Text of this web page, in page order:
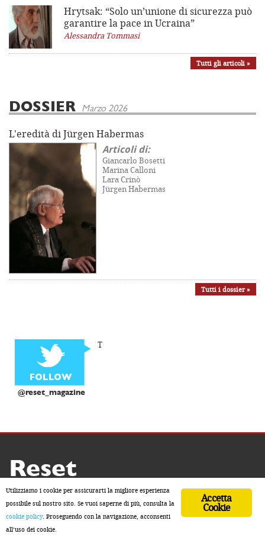
Hrytsak: “Solo un’unione di sicurezza può
garantire la pace in Ucraina”
Alessandra Tommasi
Tutti gli articoli »
DOSSIER Marzo 2026
L'eredità di Jürgen Habermas
Articoli di:
Giancarlo Bosetti
Marina Calloni
Lara Crinò
Jürgen Habermas
Tutti i dossier »
@reset_magazine
T
Reset
Accetta
Cookie
Utilizziamo i cookie per assicurarti la migliore esperienza
possibile sul nostro sito. Se vuoi saperne di più, consulta la
cookie policy. Proseguendo con la navigazione, acconsenti
all’uso dei cookie.